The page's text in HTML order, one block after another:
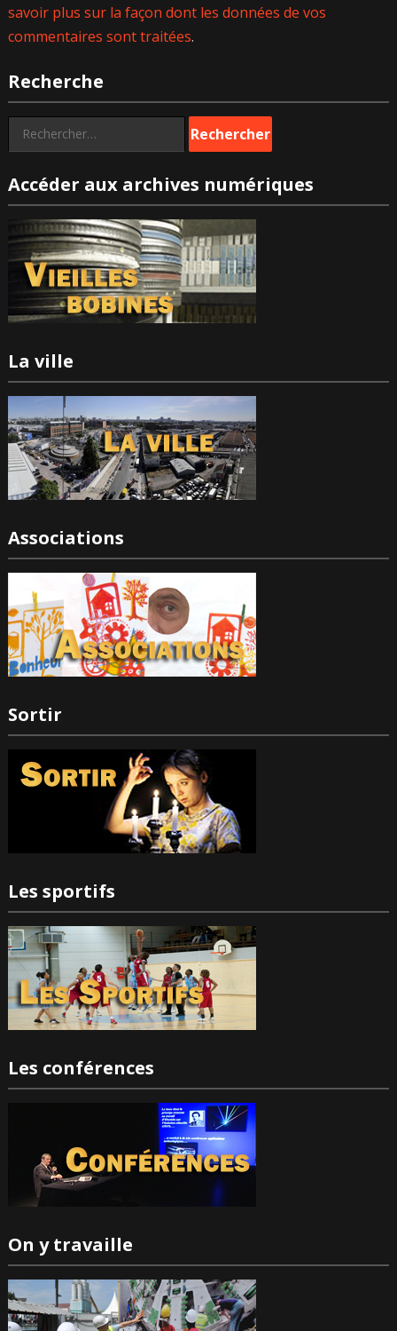
savoir plus sur la façon dont les données de vos
commentaires sont traitées.
Recherche
Rechercher :
Accéder aux archives numériques
La ville
Associations
Sortir
Les sportifs
Les conférences
On y travaille